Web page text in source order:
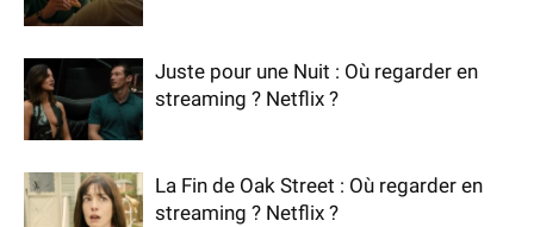
Juste pour une Nuit : Où regarder en
streaming ? Netflix ?
La Fin de Oak Street : Où regarder en
streaming ? Netflix ?